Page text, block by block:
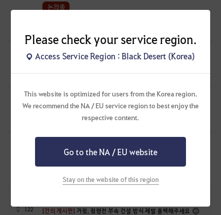
Please check your service region.
Access Service Region : Black Desert (Korea)
This website is optimized for users from the Korea region.
We recommend the NA / EU service region to best enjoy the
respective content.
Go to the NA / EU website
Stay on the website of this region
논의중
2024.07.29
논의중
179 [건의 게시판]제발 거점전 유저의 목소리를 들어주세요 !
7.4K 캐닛-KR 2024.05.27
논의중
[건의 게시판]'빛나는 파괴의 연금석'의 등장 - 연금석 강화 편의성
패치 요청
10.3K 김다슬찡-KR 2024.02.21
122 [건의 게시판] 거점, 점령전 부속 건설 방식 제발 롤백해주세요